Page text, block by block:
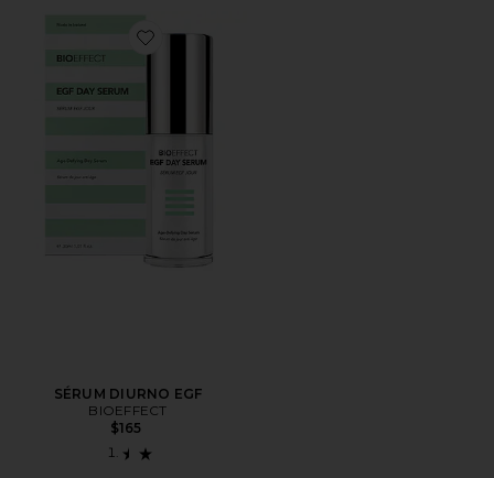
Favorite SÉRUM DIURNO EGF
SÉRUM DIURNO EGF
BIOEFFECT
$165